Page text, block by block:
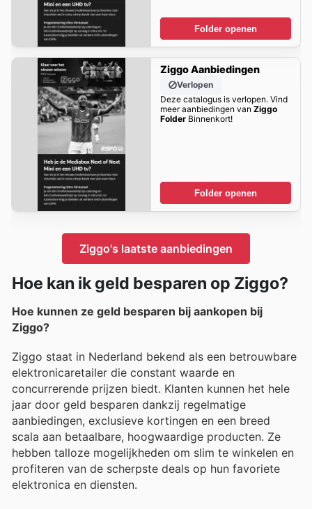
Folder openen
Ziggo Aanbiedingen
Verlopen
Deze catalogus is verlopen. Vind
meer aanbiedingen van Ziggo
FolderBinnenkort!
Folder openen
Ziggo's laatste aanbiedingen
Hoe kan ik geld besparen op Ziggo?
Hoe kunnen ze geld besparen bij aankopen bij
Ziggo?
Ziggo staat in Nederland bekend als een betrouwbare
elektronicaretailer die constant waarde en
concurrerende prijzen biedt. Klanten kunnen het hele
jaar door geld besparen dankzij regelmatige
aanbiedingen, exclusieve kortingen en een breed
scala aan betaalbare, hoogwaardige producten. Ze
hebben talloze mogelijkheden om slim te winkelen en
profiteren van de scherpste deals op hun favoriete
elektronica en diensten.